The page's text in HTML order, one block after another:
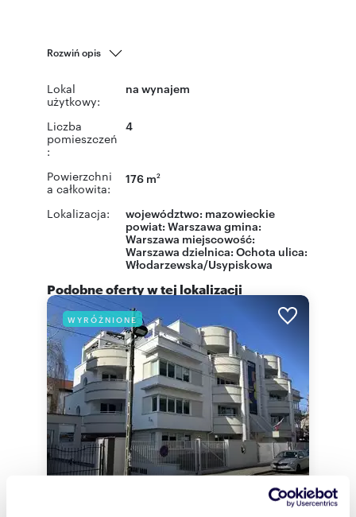
Rozwiń opis
Lokal
użytkowy:
na wynajem
Liczba
pomieszczeń
:
4
Powierzchni
a całkowita:
176 m2
Lokalizacja: województwo: mazowieckie
powiat: Warszawa gmina:
Warszawa miejscowość:
Warszawa dzielnica: Ochota ulica:
Włodarzewska/Usypiskowa
Podobne oferty w tej lokalizacji
WYRÓŻNIONE